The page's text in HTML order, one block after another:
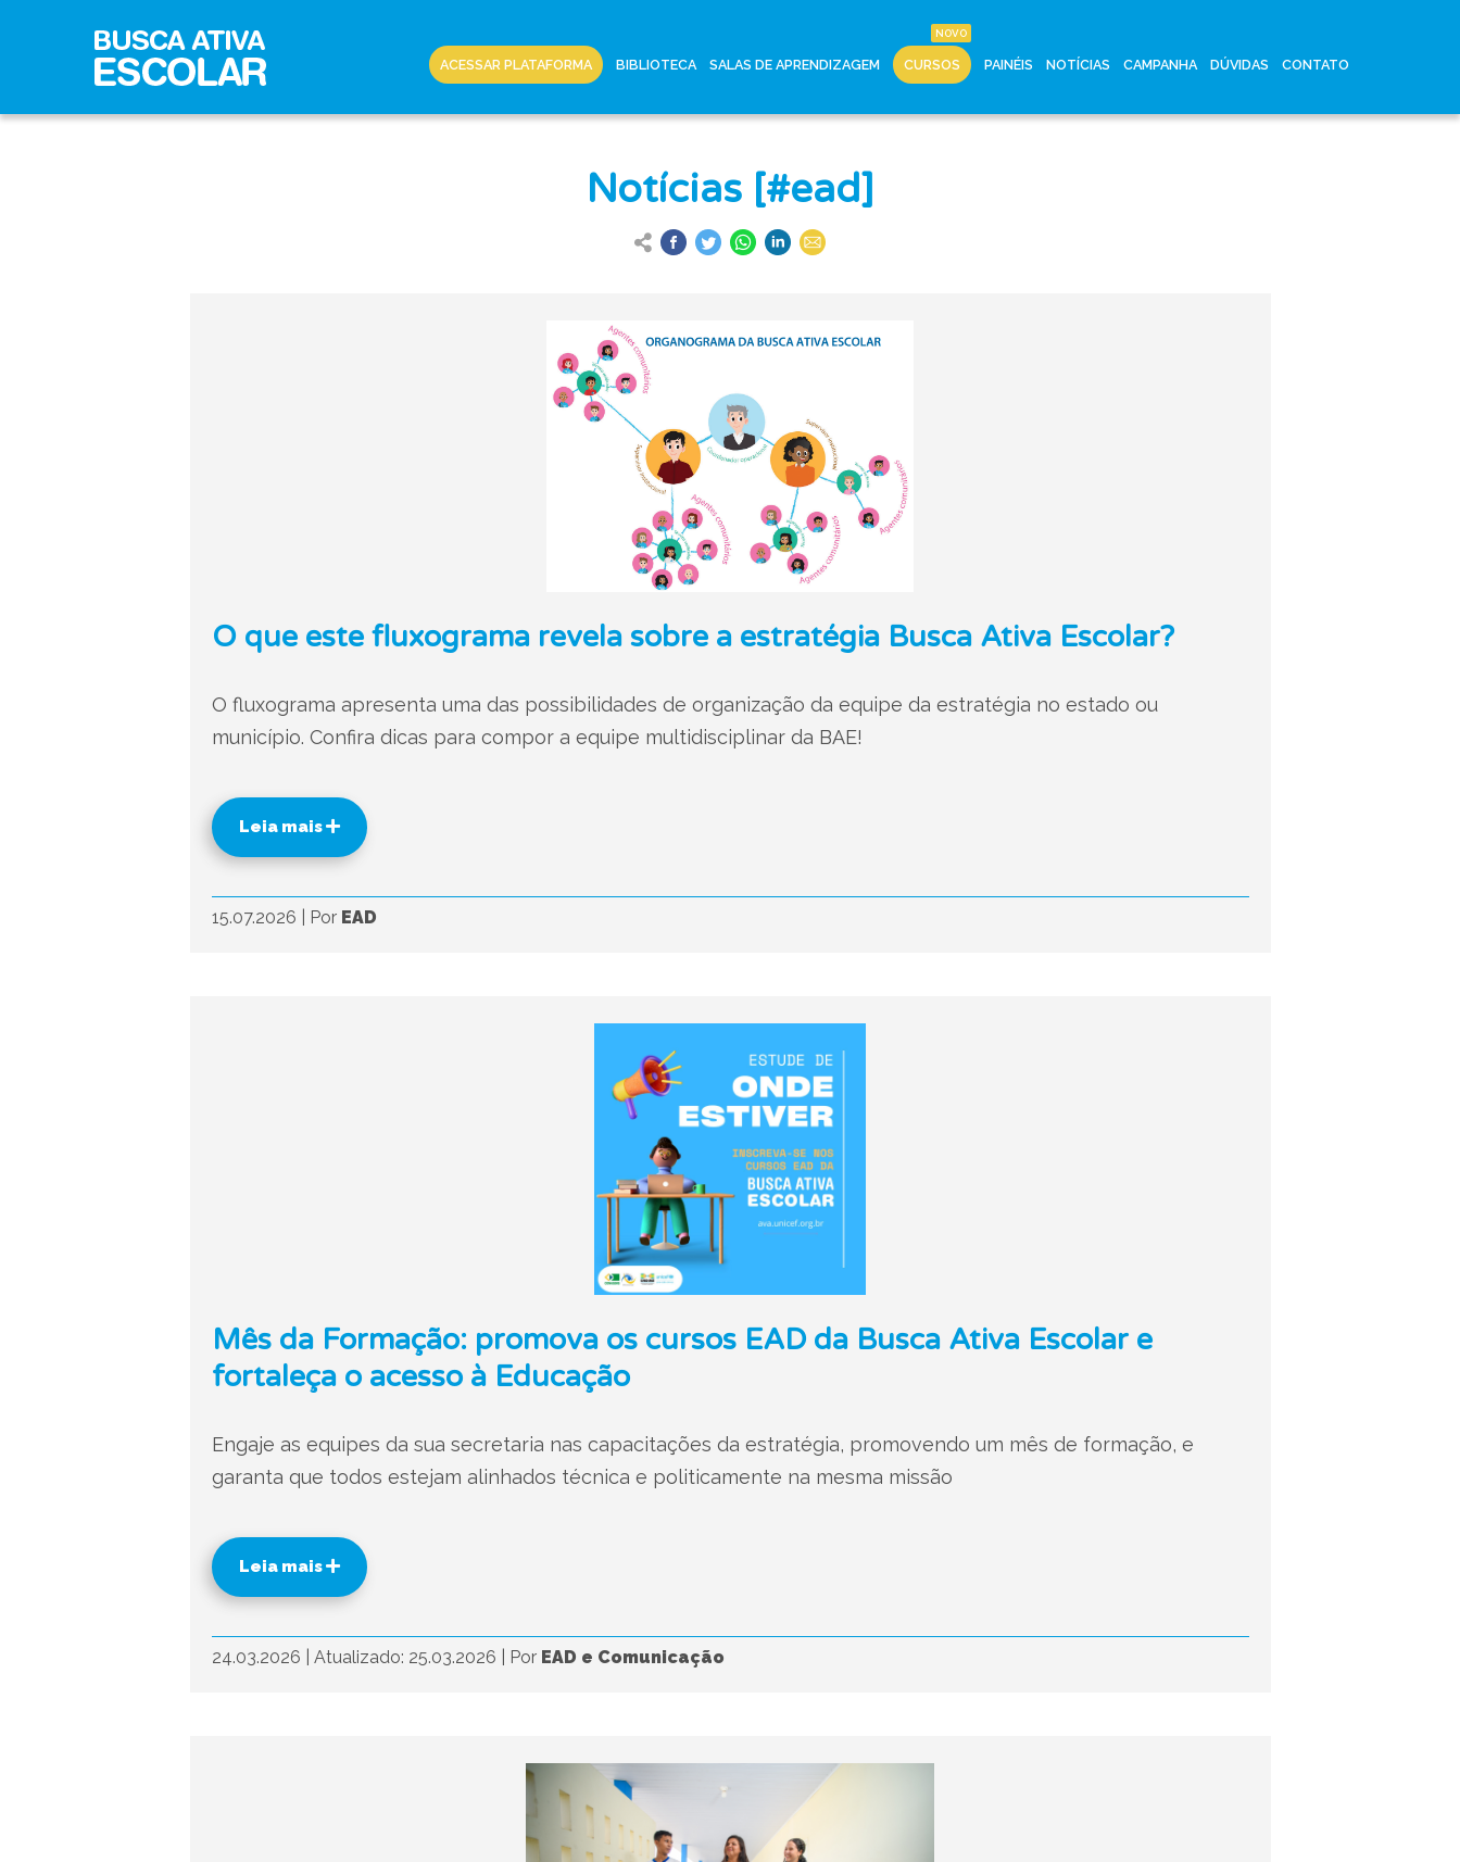
ACESSAR PLATAFORMA BIBLIOTECA SALAS DE APRENDIZAGEM CURSOS PAINÉIS NOTÍCIAS CAMPANHA DÚVIDAS CONTATO
Notícias [#ead]
O que este fluxograma revela sobre a estratégia Busca Ativa Escolar?
O fluxograma apresenta uma das possibilidades de organização da equipe da estratégia no estado ou
município. Confira dicas para compor a equipe multidisciplinar da BAE!
Leia mais
15.07.2026 Por EAD
Mês da Formação: promova os cursos EAD da Busca Ativa Escolar e
fortaleça o acesso à Educação
Engaje as equipes da sua secretaria nas capacitações da estratégia, promovendo um mês de formação, e
garanta que todos estejam alinhados técnica e politicamente na mesma missão
Leia mais
24.03.2026 Atualizado: 25.03.2026 Por EAD e Comunicação